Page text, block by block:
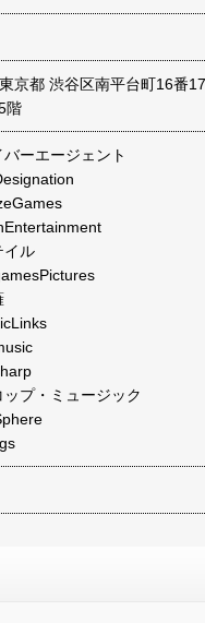
京都 渋谷区南平台町16番
階
ーエージェント
イル
プ・ミュージック